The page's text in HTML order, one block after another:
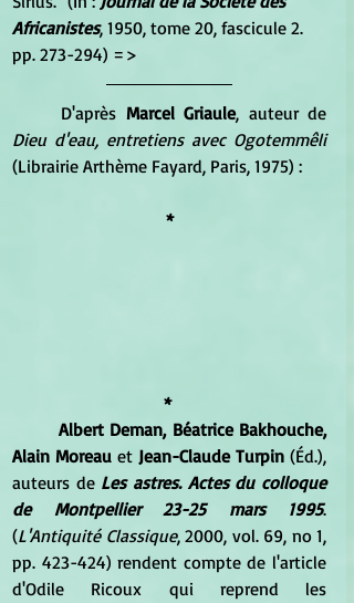
Africanistes, 1950, tome 20, fascicule 2.
pp. 273-294) =>
	D'après
Marcel Griaule
Dieu d'eau, entretiens avec Ogotemmêli
(Librairie Arthème Fayard, Paris, 1975) :
*
*
Albert Deman, Béatrice Bakhouche,
Alain Moreau et Jean-Claude Turpin (Éd.),
auteurs de Les astres. Actes du colloque
de Montpellier 23-25 mars 1995.
(L'Antiquité Classique, 2000, vol. 69, no 1,
pp. 423-424) rendent compte de l'article
d'Odile Ricoux qui reprend les